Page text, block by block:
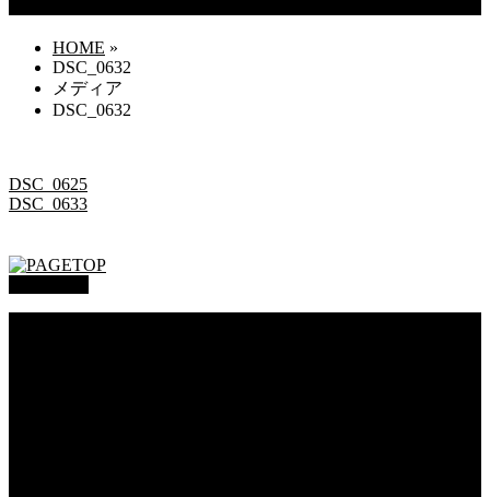
HOME »
DSC_0632
メディア
DSC_0632
DSC_0625
DSC_0633